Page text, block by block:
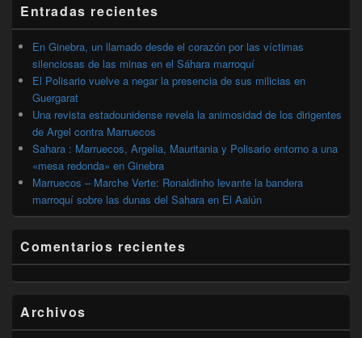
lateral
primaria
Entradas recientes
En Ginebra, un llamado desde el corazón por las víctimas
silenciosas de las minas en el Sáhara marroquí
El Polisario vuelve a negar la presencia de sus milicias en
Guergarat
Una revista estadounidense revela la animosidad de los dirigentes
de Argel contra Marruecos
Sahara : Marruecos, Argelia, Mauritania y Polisario entorno a una
«mesa redonda» en Ginebra
Marruecos – Marche Verte: Ronaldinho levante la bandera
marroquí sobre las dunas del Sahara en El Aaiún
Comentarios recientes
Archivos